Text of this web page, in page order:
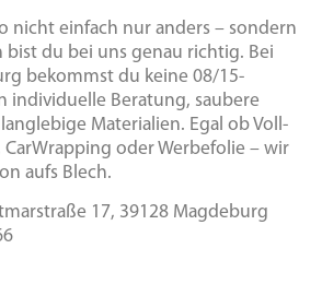
nicht einfach nur anders – sondern
bist du bei uns genau richtig. Bei
bekommst du keine 08/15-
individuelle Beratung, saubere
Materialien. Egal ob Voll-
oder Werbefolie – wir
aufs Blech.
17, 39128 Magdeburg